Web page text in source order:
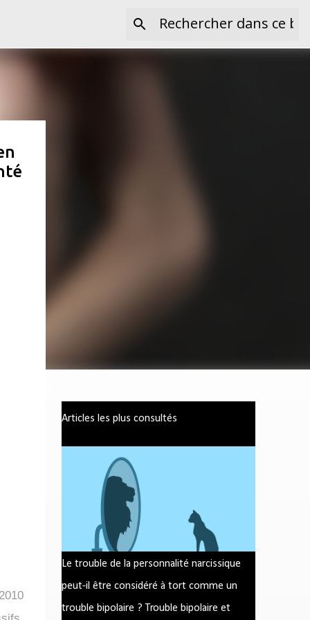
Articles les plus consultés
Le trouble de la personnalité narcissique
peut-il être considéré à tort comme un
trouble bipolaire ? Trouble bipolaire et